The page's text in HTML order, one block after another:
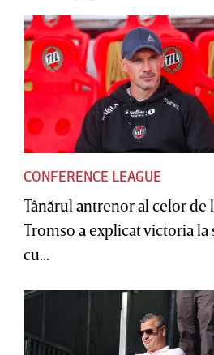
CONFERENCE LEAGUE
Tânărul antrenor al celor de
Tromso a explicat victoria la
cu...